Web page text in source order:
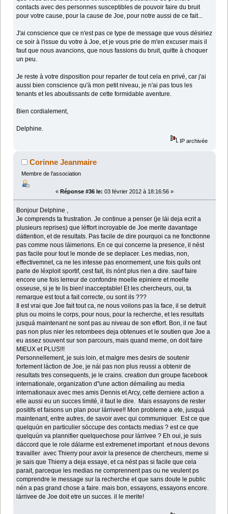
contacts avec des personnes susceptibles de pouvoir faire du bruit
pour votre cause, pour la cause de Joe, pour notre aussi de ce fait...
J'ai conscience que ce n'est pas ce type de message que vous désiriez
ce soir à l'issue du votre à Joe, et je vous prie de m'en excuser mais il
faut que nous avancions, que nous fassions du bruit, quitte à choquer
un peu.
Je reste à votre disposition pour reparler de tout cela en privé, car j'ai
aussi bien conscience qu'à mon petit niveau, je n'ai pas tous les
tenants et les aboutissants de cette formidable aventure.
Bien cordialement,
Delphine.
IP archivée
Corinne Jeanmaire
Membre de l'association
« Réponse #36 le: 03 février 2012 à 18:16:56 »
Bonjour Delphine ,
Je comprends ta frustration. Je continue a penser (je lái deja ecrit a
plusieurs reprises) que léffort incroyable de Joe merite davantage
dáttention, et de resultats. Pas facile de dire pourquoi ca ne fonctionne
pas comme nous láimerions. En ce qui concerne la presence, il nést
pas facile pour tout le monde de se deplacer. Les medias, non,
effectivemnet, ca ne les intesse pas enormement, une fois quíls ont
parle de léxploit sportif, cest fait, ils nónt plus rien a dire. sauf faire
encore une fois lerreur de confondre moelle epiniere et moelle
osseuse, si je te lis bien! inacceptable! Et les chercheurs, oui, ta
remarque est tout a fait correcte, ou sont ils ???
Il est vrai que Joe fait tout ca, ne nous voilons pas la face, il se detruit
plus ou moins le corps, pour nous, pour la recherche, et les resultats
jusquá maintenant ne sont pas au niveau de son effort. Bon, il ne faut
pas non plus nier les retombees deja obtenues et le soutien que Joe a
eu assez souvent sur son parcours, mais quand meme, on doit faire
MIEUX et PLUS!!!
Personnellement, je suis loin, et malgre mes desirs de soutenir
fortement láction de Joe, je nái pas non plus reussi a obtenir de
resultats tres consequents, je le crains. creation dun groupe facebook
internationale, organization d''une action démailing au media
internationaux avec mes amis Dennis et Arcy, cette derniere action a
elle aussi eu un succes limité, il faut le dire. Mais essayons de rester
positifs et faisons un plan pour lárrivee!! Mon probleme a ete, jusquá
maintenant, entre autres, de savoir avec qui communiquer. Est ce que
quelquún en particulier sóccupe des contacts medias ? est ce que
quelquún va plannifier quelquechose pour lárrivee ? Eh oui, je suis
dáccord que le role dálarme est extremenet important et nous devons
travailler avec Thierry pour avoir la presence de chercheurs, meme si
je sais que Thierry a deja essaye, et ca nést pas si facile que cela
parait, parceque les medias ne comprennent pas ou ne veulent ps
comprendre le message sur la recherche et que sans doute le public
nén a pas grand chose a faire. mais bon, essayons, essayons encore.
lárrivee de Joe doit etre un succes. il le merite!